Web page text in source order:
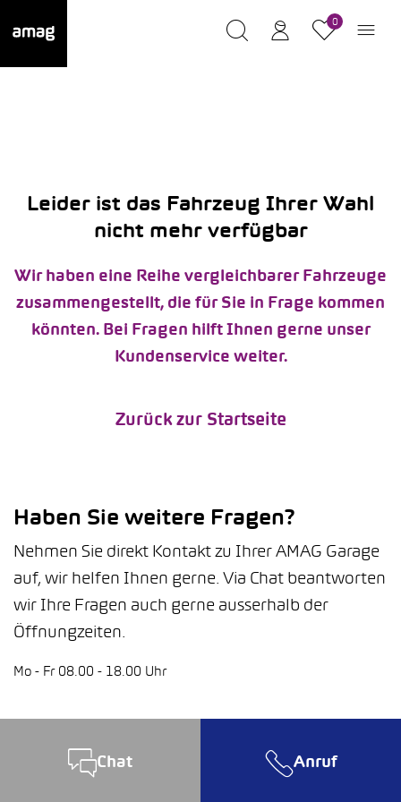
0
Leider ist das Fahrzeug Ihrer Wahl
nicht mehr verfügbar
Wir haben eine Reihe vergleichbarer Fahrzeuge
zusammengestellt, die für Sie in Frage kommen
könnten. Bei Fragen hilft Ihnen gerne unser
Kundenservice weiter.
Zurück zur Startseite
Haben Sie weitere Fragen?
Nehmen Sie direkt Kontakt zu Ihrer AMAG Garage
auf, wir helfen Ihnen gerne. Via Chat beantworten
wir Ihre Fragen auch gerne ausserhalb der
Öffnungzeiten.
Mo - Fr 08.00 - 18.00 Uhr
Chat Anruf